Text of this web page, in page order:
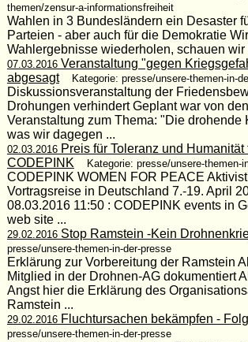
themen/zensur-a-informationsfreiheit
Wahlen in 3 Bundesländern ein Desaster
Parteien - aber auch für die Demokratie
Wahlergebnisse wiederholen, schauen wir
07.03.2016Veranstaltung "gegen
abgesagt
Kategorie: presse/unsere-themen-in-
Diskussionsveranstaltung der
Drohungen verhindert Geplant war von
Veranstaltung zum Thema: "Die drohende
was wir dagegen ...
02.03.2016Preis für Toleranz und Humanität
CODEPINK
Kategorie: presse/unsere-themen-
CODEPINK WOMEN FOR PEACE
Vortragsreise in Deutschland 7.-19. April
08.03.2016 11:50 : CODEPINK events in
web site ...
29.02.2016Stop Ramstein -Kein
presse/unsere-themen-in-der-presse
Erklärung zur Vorbereitung der Ramstein
Mitglied in der Drohnen-AG dokumentiert
Angst hier die Erklärung des
Ramstein ...
29.02.2016Fluchtursachen bekämpfen -
presse/unsere-themen-in-der-presse